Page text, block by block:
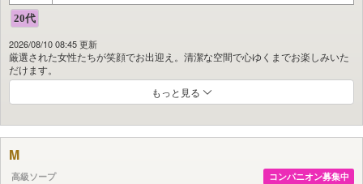
2026/08/10 08:45 更新
厳選された女性たちが笑顔でお出迎え。清潔な空間で心ゆくまでお楽しみいた
だけます。
もっと見る
M
高級ソープ コンパニオン募集中